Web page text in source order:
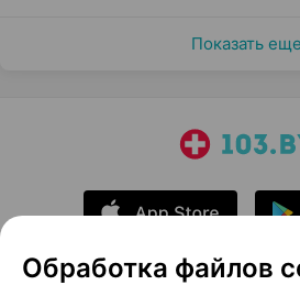
Показать еще
Обработка файлов